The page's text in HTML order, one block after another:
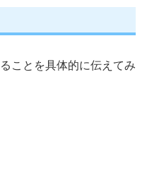
ことを具体的に伝えてみ